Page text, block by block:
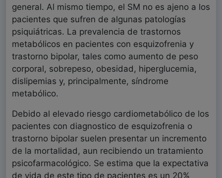
general. Al mismo tiempo, el SM no es ajeno a los
pacientes que sufren de algunas patologías
psiquiátricas. La prevalencia de trastornos
metabólicos en pacientes con esquizofrenia y
trastorno bipolar, tales como aumento de peso
corporal, sobrepeso, obesidad, hiperglucemia,
dislipemias y, principalmente, síndrome
metabólico.
Debido al elevado riesgo cardiometabólico de los
pacientes con diagnostico de esquizofrenia o
trastorno bipolar suelen presentar un incremento
de la mortalidad, aun recibiendo un tratamiento
psicofarmacológico. Se estima que la expectativa
de vida de este tipo de pacientes es un 20%